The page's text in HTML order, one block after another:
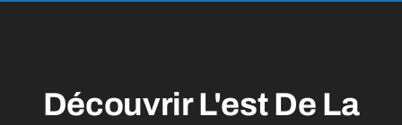
Découvrir L'est De La